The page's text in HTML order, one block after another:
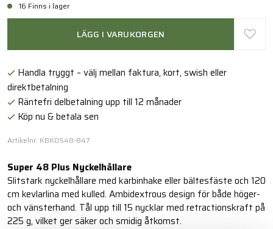
16 Finns i lager
LÄGG I VARUKORGEN
Handla tryggt – välj mellan faktura, kort, swish eller
direktbetalning
Räntefri delbetalning upp till 12 månader
Köp nu & betala sen
Artikelnr: KBK0S48-847
Super 48 Plus Nyckelhållare
Slitstark nyckelhållare med karbinhake eller bältesfäste och 120
cm kevlarlina med kulled. Ambidextrous design för både höger-
och vänsterhand. Tål upp till 15 nycklar med retractionskraft på
225 g, vilket ger säker och smidig åtkomst.